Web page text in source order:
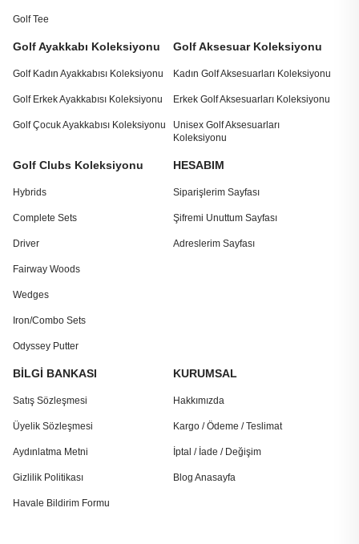
Golf Tee
Golf Ayakkabı Koleksiyonu
Golf Kadın Ayakkabısı Koleksiyonu
Golf Erkek Ayakkabısı Koleksiyonu
Golf Çocuk Ayakkabısı Koleksiyonu
Golf Aksesuar Koleksiyonu
Kadın Golf Aksesuarları Koleksiyonu
Erkek Golf Aksesuarları Koleksiyonu
Unisex Golf Aksesuarları
Koleksiyonu
Golf Clubs Koleksiyonu
Hybrids
Complete Sets
Driver
Fairway Woods
Wedges
Iron/Combo Sets
Odyssey Putter
HESABIM
Siparişlerim Sayfası
Şifremi Unuttum Sayfası
Adreslerim Sayfası
BİLGİ BANKASI
Satış Sözleşmesi
Üyelik Sözleşmesi
Aydınlatma Metni
Gizlilik Politikası
Havale Bildirim Formu
KURUMSAL
Hakkımızda
Kargo / Ödeme / Teslimat
İptal / İade / Değişim
Blog Anasayfa